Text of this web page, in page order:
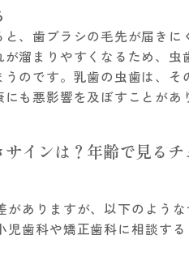
、歯ブラシの毛先が届きに
が溜まりやすくなるため、虫
うのです。乳歯の虫歯は、そ
にも悪影響を及ぼすことがあ
インは？年齢で見るチ
がありますが、以下のよう
児歯科や矯正歯科に相談す